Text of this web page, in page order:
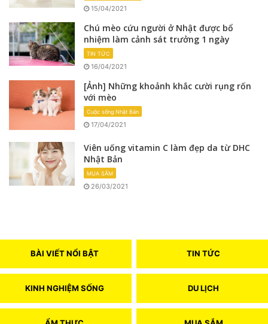
15/04/2021
Chú mèo cứu người ở Nhật được bổ
nhiệm làm cảnh sát trưởng 1 ngày
TIN TỨC
16/04/2021
[Ảnh] Những khoảnh khắc cười rụng rốn
với mèo
Cuộc sống Nhật Bản
17/04/2021
Viên uống vitamin C làm đẹp da từ DHC
Nhật Bản
MUA SẮM
26/03/2021
BÀI VIẾT NỔI BẬT TIN TỨC
KINH NGHIỆM SỐNG DU LỊCH